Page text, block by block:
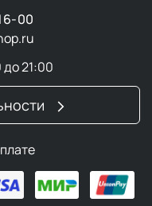
00
21:00